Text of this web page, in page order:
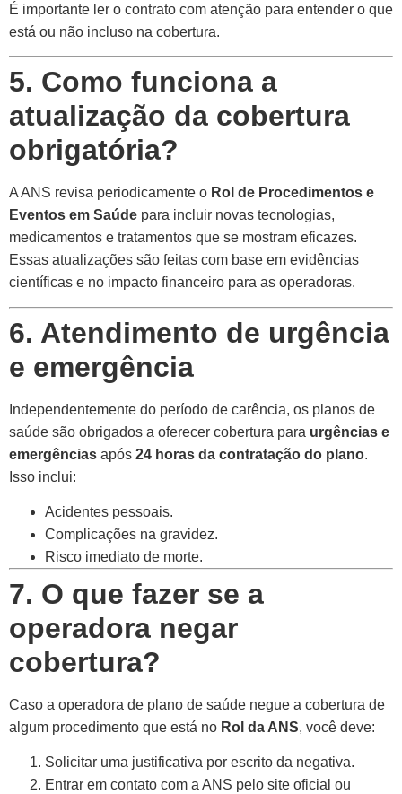
É importante ler o contrato com atenção para entender o que
está ou não incluso na cobertura.
5. Como funciona a
atualização da cobertura
obrigatória?
A ANS revisa periodicamente o Rol de Procedimentos e
Eventos em Saúde para incluir novas tecnologias,
medicamentos e tratamentos que se mostram eficazes.
Essas atualizações são feitas com base em evidências
científicas e no impacto financeiro para as operadoras.
6. Atendimento de urgência
e emergência
Independentemente do período de carência, os planos de
saúde são obrigados a oferecer cobertura para urgências e
emergências após 24 horas da contratação do plano.
Isso inclui:
Acidentes pessoais.
Complicações na gravidez.
Risco imediato de morte.
7. O que fazer se a
operadora negar
cobertura?
Caso a operadora de plano de saúde negue a cobertura de
algum procedimento que está no Rol da ANS, você deve:
Solicitar uma justificativa por escrito da negativa.
Entrar em contato com a ANS pelo site oficial ou